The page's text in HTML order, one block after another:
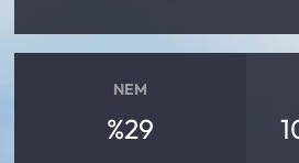
NEM
%29